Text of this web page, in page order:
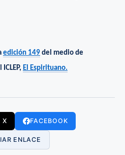
edición 149 del medio de
El Espirituano.
X FACEBOOK
ENLACE